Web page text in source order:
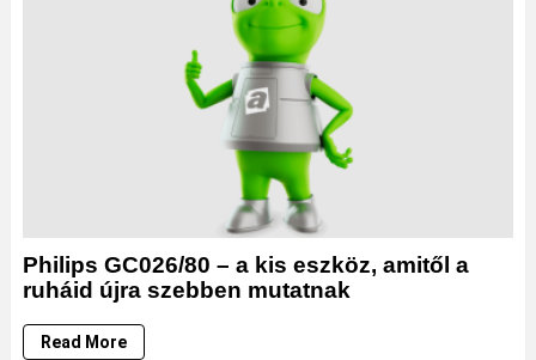
Philips GC026/80 – a kis eszköz, amitől a
ruháid újra szebben mutatnak
Read More